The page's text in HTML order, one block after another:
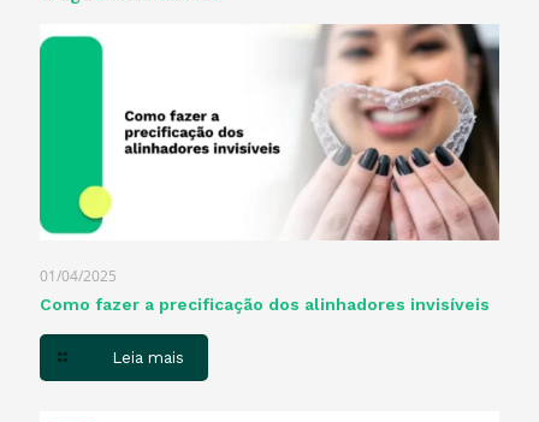
01/04/2025
Como fazer a precificação dos alinhadores invisíveis
Leia mais